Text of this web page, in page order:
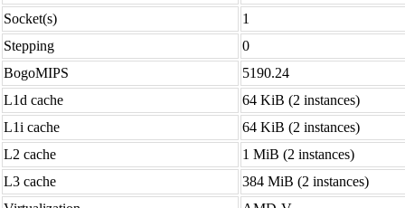
Socket(s)
1
Stepping
0
BogoMIPS
5190.24
L1d cache
64 KiB (2 instances)
L1i cache
64 KiB (2 instances)
L2 cache
1 MiB (2 instances)
L3 cache
384 MiB (2 instances)